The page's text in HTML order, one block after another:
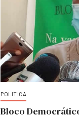
POLITICA
Bloco